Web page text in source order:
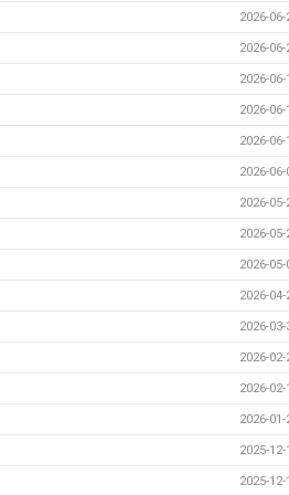
2026-
2026-
2026-
2026-
2026-
2026-
2026-05-
2026-
2026-
2026-
2026-
2026-02-
2026-
2026-
2025-
2025-